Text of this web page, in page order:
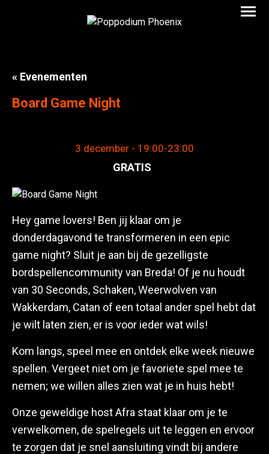
« Evenementen
Board Game Night
3 december - 19:00-23:00
GRATIS
Hey game lovers! Ben jij klaar om je
donderdagavond te transformeren in een epic
game night? Sluit je aan bij de gezelligste
bordspellencommunity van Breda! Of je nu houdt
van 30 Seconds, Schaken, Weerwolven van
Wakkerdam, Catan of een totaal ander spel hebt dat
je wilt laten zien, er is voor ieder wat wils!
Kom langs, speel mee en ontdek elke week nieuwe
spellen. Vergeet niet om je favoriete spel mee te
nemen; we willen alles zien wat je in huis hebt!
Onze geweldige host Afra staat klaar om je te
verwelkomen, de spelregels uit te leggen en ervoor
te zorgen dat je snel aansluiting vindt bij andere